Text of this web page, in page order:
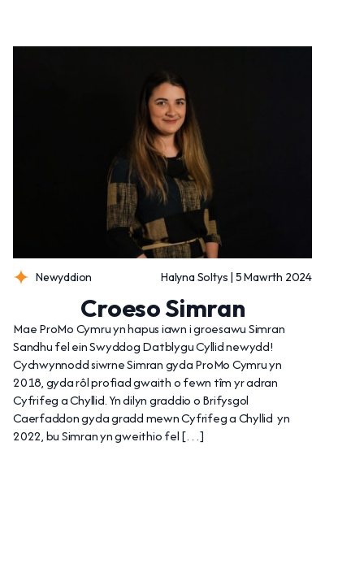
Newyddion Halyna Soltys | 5 Mawrth 2024
Croeso Simran
Mae ProMo Cymru yn hapus iawn i groesawu Simran
Sandhu fel ein Swyddog Datblygu Cyllid newydd!
Cychwynnodd siwrne Simran gyda ProMo Cymru yn
2018, gyda rôl profiad gwaith o fewn tîm yr adran
Cyfrifeg a Chyllid. Yn dilyn graddio o Brifysgol
Caerfaddon gyda gradd mewn Cyfrifeg a Chyllid yn
2022, bu Simran yn gweithio fel […]